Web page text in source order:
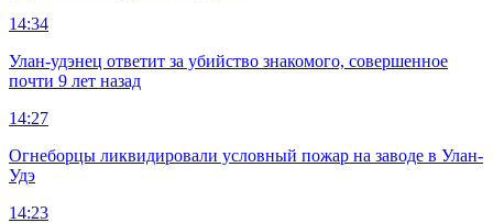
14:34
Улан-удэнец ответит за убийство знакомого, совершенное
почти 9 лет назад
14:27
Огнеборцы ликвидировали условный пожар на заводе в Улан-
Удэ
14:23